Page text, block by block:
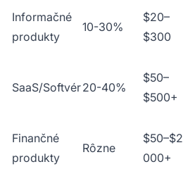
Informačné
produkty
10-30%
$20–
$300
SaaS/Softvér20-40%
$50–
$500+
Finančné
produkty
Rôzne
$50–$2
000+